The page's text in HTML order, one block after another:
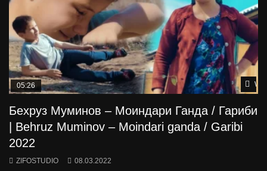
05:26
Бехруз Муминов – Моиндари Ганда / Гариби
| Behruz Muminov – Moindari ganda / Garibi
2022
ZIFOSTUDIO 08.03.2022